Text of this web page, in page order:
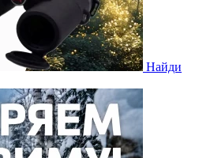
Найди